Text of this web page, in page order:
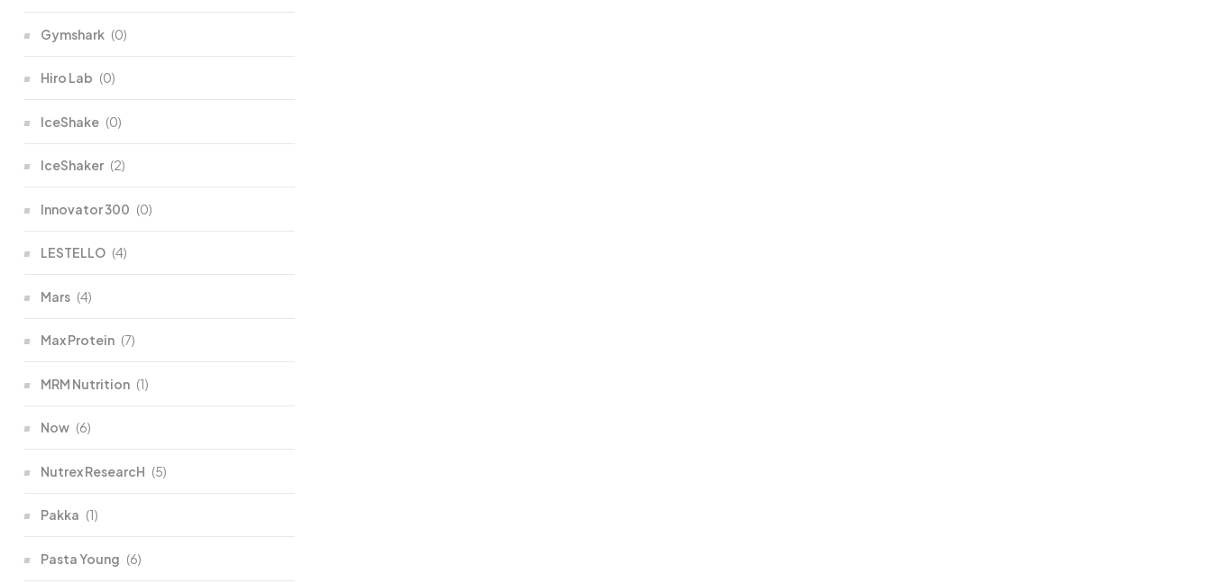
Gymshark (0)
Hiro Lab (0)
IceShake (0)
IceShaker (2)
Innovator 300 (0)
LESTELLO (4)
Mars (4)
Max Protein (7)
MRM Nutrition (1)
Now (6)
Nutrex ResearcH (5)
Pakka (1)
Pasta Young (6)